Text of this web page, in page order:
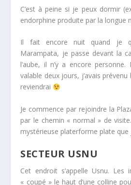
C’est à peine si je peux dormir
endorphine produite par la longue
Il fait encore nuit quand je
Marampata, je passe devant la
l’aube, il n’y a encore
valable deux jours, j’avais
reviendrai
Je commence par rejoindre la
par le chemin « normal » de
mystérieuse platerforme plate que
SECTEUR USNU
Cet endroit s’appelle Usnu. Les
« coupé » le haut d’une colline